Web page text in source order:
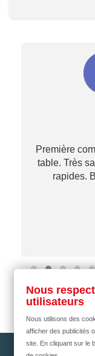
Première
table. Très
rapides.
Nous
utilisateurs
Nous utilisons des
afficher des publicités
site. En cliquant sur le